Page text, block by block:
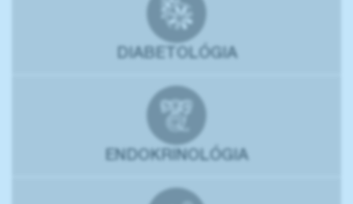
DIABETOLÓGIA
ENDOKRINOLÓGIA